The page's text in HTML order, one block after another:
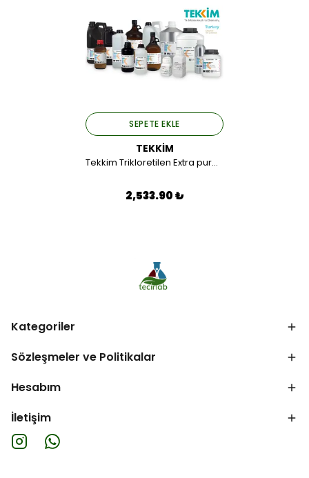
SEPETE EKLE
TEKKİM
Tekkim Trikloretilen Extra pure(Cam Şişe) 2,5 LT.
2,533.90 ₺
Kategoriler
Sözleşmeler ve Politikalar
Hesabım
İletişim